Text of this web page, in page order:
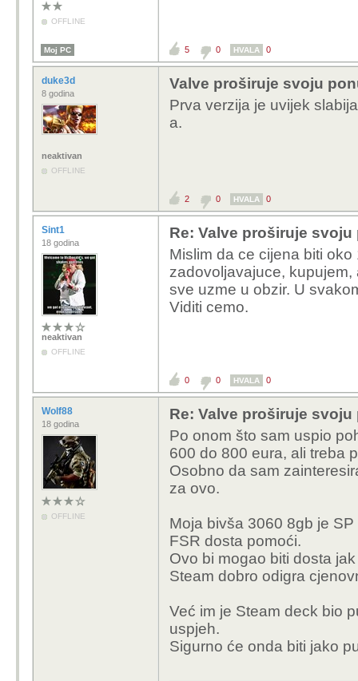
OFFLINE
Moj PC 5 0 HVALA 0
duke3d
8 godina
neaktivan
OFFLINE
Valve proširuje svoju
Prva verzija je uvijek
a.
2 0 HVALA 0
Sint1
18 godina
neaktivan
OFFLINE
Re: Valve proširuje
Mislim da ce cijena biti
zadovoljavajuce,
sve uzme u obzir. U
Viditi cemo.
0 0 HVALA 0
Wolf88
18 godina
OFFLINE
Re: Valve proširuje
Po onom što sam uspio
600 do 800 eura, ali treba
Osobno da sam
za ovo.
Moja bivša 3060 8gb je
FSR dosta pomoći.
Ovo bi mogao biti dosta
Steam dobro odigra
Već im je Steam deck bio
uspjeh.
Sigurno će onda biti jako